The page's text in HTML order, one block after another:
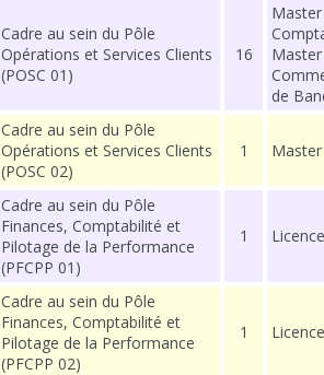
Cadre au sein du Pôle
Opérations et Services Clients
(POSC 01)
16
de
Cadre au sein du Pôle
Opérations et Services Clients
(POSC 02)
1
Cadre au sein du Pôle
Finances, Comptabilité et
Pilotage de la Performance
(PFCPP 01)
1
Cadre au sein du Pôle
Finances, Comptabilité et
Pilotage de la Performance
(PFCPP 02)
1